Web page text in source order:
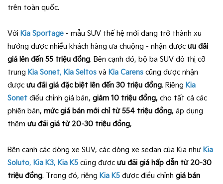
trên toàn quốc.
Với Kia Sportage - mẫu SUV thế hệ mới đang trở thành xu
hướng được nhiều khách hàng ưa chuộng - nhận được ưu đãi
giá lên đến 55 triệu đồng. Bên cạnh đó, bộ ba SUV đô thị cỡ
trung Kia Sonet, Kia Seltos và Kia Carens cũng được nhận
được ưu đãi giá đặc biệt lên đến 30 triệu đồng. Riêng Kia
Sonet điều chỉnh giá bán, giảm 10 triệu đồng, cho tất cả các
phiên bản, mức giá bán mới chỉ từ 554 triệu đồng, áp dụng
thêm ưu đãi giá từ 20-30 triệu đồng,
Bên cạnh các dòng xe SUV, các dòng xe sedan của Kia như Kia
Soluto, Kia K3, Kia K5 cũng được ưu đãi giá hấp dẫn từ 20-30
triệu đồng. Trong đó, riêng Kia K5 được điều chỉnh giá bán